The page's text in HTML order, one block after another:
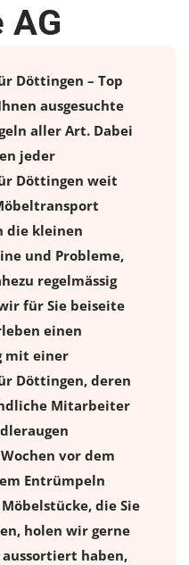
AG
Döttingen – Top
ausgesuchte
aller Art. Dabei
jeder
Döttingen weit
die kleinen
und Probleme,
regelmässig
für Sie beiseite
einen
mit einer
Döttingen, deren
Mitarbeiter
vor dem
Entrümpeln
die Sie
holen wir gerne
aussortiert haben,